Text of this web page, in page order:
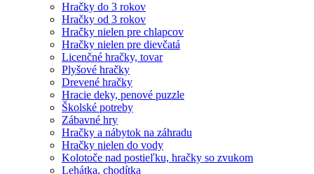
Hračky do 3 rokov
Hračky od 3 rokov
Hračky nielen pre chlapcov
Hračky nielen pre dievčatá
Licenčné hračky, tovar
Plyšové hračky
Drevené hračky
Hracie deky, penové puzzle
Školské potreby
Zábavné hry
Hračky a nábytok na záhradu
Hračky nielen do vody
Kolotoče nad postieľku, hračky so zvukom
Lehátka, chodítka